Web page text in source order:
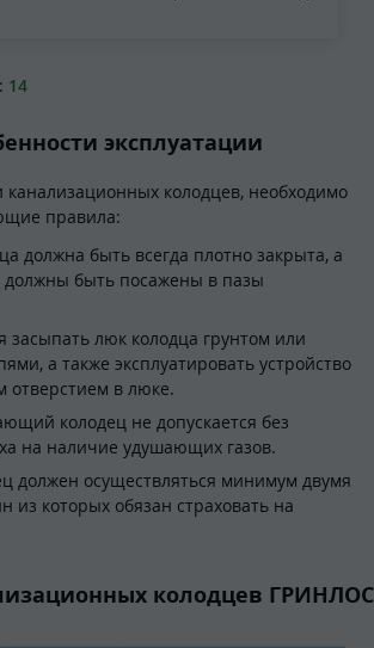
14
эксплуатации
канализационных колодцев, необходимо
правила:
должна быть всегда плотно закрыта, а
быть посажены в пазы
засыпать люк колодца грунтом или
а также эксплуатировать устройство
отверстием в люке.
колодец не допускается без
на наличие удушающих газов.
должен осуществляться минимум двумя
из которых обязан страховать на
колодцев ГРИНЛОС